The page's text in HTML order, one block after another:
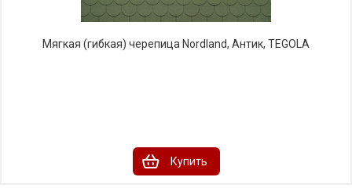
Мягкая (гибкая) черепица Nordland, Антик, TEGOLA
Купить